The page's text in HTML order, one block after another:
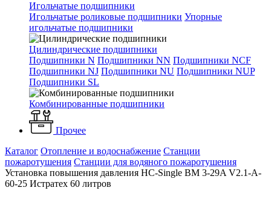
Игольчатые подшипники
Игольчатые роликовые подшипники Упорные
игольчатые подшипники
Цилиндрические подшипники
Подшипники N Подшипники NN Подшипники NCF
Подшипники NJ Подшипники NU Подшипники NUP
Подшипники SL
Комбинированные подшипники
Прочее
Каталог Отопление и водоснабжение Станции
пожаротушения Станции для водяного пожаротушения
Установка повышения давления HC-Single BM 3-29A V2.1-A-
60-25 Истратех 60 литров